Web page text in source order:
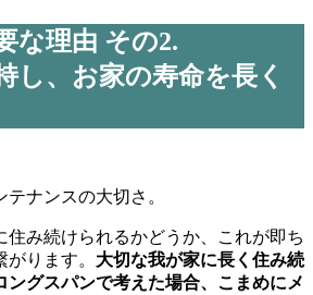
な理由 その2.
し、お家の寿命を長く
ナンスの大切さ。
住み続けられるかどうか、これが即ち
ります。 大切な我が家に長く住み続
ングスパンで考えた場合、こまめにメ